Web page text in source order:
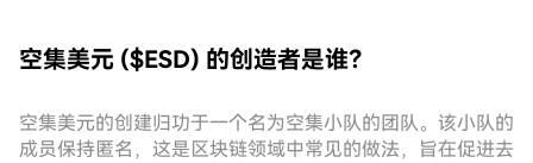
空集美元 ($ESD) 的创造者是谁？
空集美元的创建归功于一个名为空集小队的团队。该小队的
成员保持匿名，这是区块链领域中常见的做法，旨在促进去